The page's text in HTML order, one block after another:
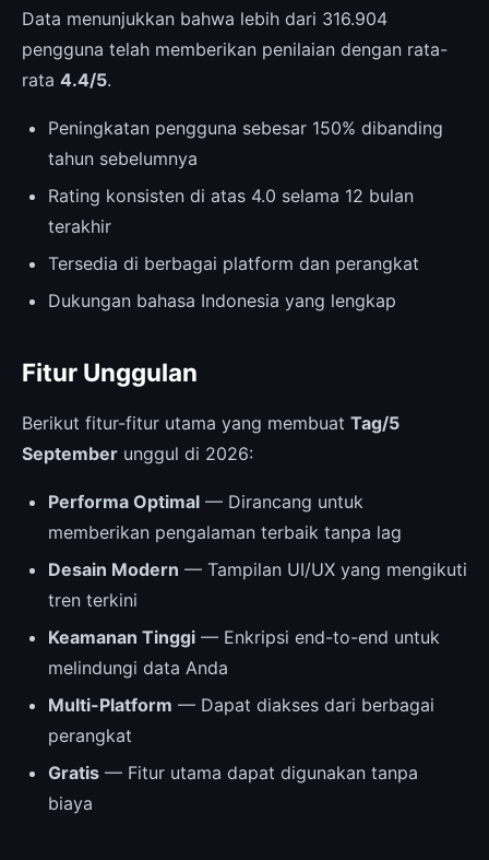
Data menunjukkan bahwa lebih dari 316.904
pengguna telah memberikan penilaian dengan rata-
rata 4.4/5.
Peningkatan pengguna sebesar 150% dibanding
tahun sebelumnya
Rating konsisten di atas 4.0 selama 12 bulan
terakhir
Tersedia di berbagai platform dan perangkat
Dukungan bahasa Indonesia yang lengkap
Fitur Unggulan
Berikut fitur-fitur utama yang membuat Tag/5
September unggul di 2026:
Performa Optimal — Dirancang untuk
memberikan pengalaman terbaik tanpa lag
Desain Modern — Tampilan UI/UX yang mengikuti
tren terkini
Keamanan Tinggi — Enkripsi end-to-end untuk
melindungi data Anda
Multi-Platform — Dapat diakses dari berbagai
perangkat
Gratis — Fitur utama dapat digunakan tanpa
biaya